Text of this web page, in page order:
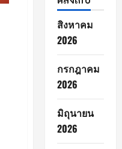
สิงหาคม
2026
กรกฎาคม
2026
มิถุนายน
2026